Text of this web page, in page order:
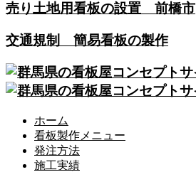
売り土地用看板の設置 前橋市
交通規制 簡易看板の製作
ホーム
看板製作メニュー
発注方法
施工実績